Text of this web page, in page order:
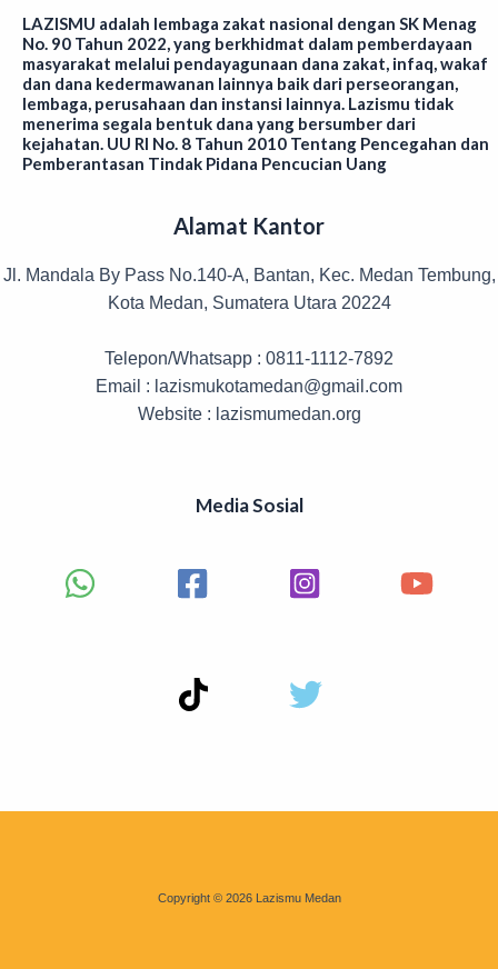
LAZISMU adalah lembaga zakat nasional dengan SK Menag
No. 90 Tahun 2022, yang berkhidmat dalam pemberdayaan
masyarakat melalui pendayagunaan dana zakat, infaq, wakaf
dan dana kedermawanan lainnya baik dari perseorangan,
lembaga, perusahaan dan instansi lainnya. Lazismu tidak
menerima segala bentuk dana yang bersumber dari
kejahatan. UU RI No. 8 Tahun 2010 Tentang Pencegahan dan
Pemberantasan Tindak Pidana Pencucian Uang
Alamat Kantor
Jl. Mandala By Pass No.140-A, Bantan, Kec. Medan Tembung,
Kota Medan, Sumatera Utara 20224
Telepon/Whatsapp : 0811-1112-7892
Email : lazismukotamedan@gmail.com
Website : lazismumedan.org
Media Sosial
Copyright © 2026 Lazismu Medan